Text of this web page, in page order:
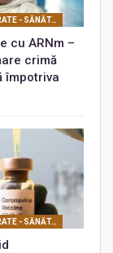
ŞTIRI CENZURATE - SĂNĂTATE
cu ARNm –
crimă
împotriva
ŞTIRI CENZURATE - SĂNĂTATE